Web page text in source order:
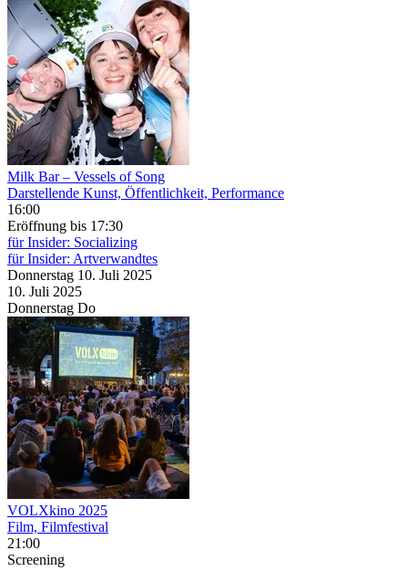
Milk Bar – Vessels of Song
Darstellende Kunst, Öffentlichkeit, Performance
16:00
Eröffnung bis 17:30
für Insider: Socializing
für Insider: Artverwandtes
Donnerstag 10. Juli 2025
10. Juli 2025
Donnerstag Do
VOLXkino 2025
Film, Filmfestival
21:00
Screening